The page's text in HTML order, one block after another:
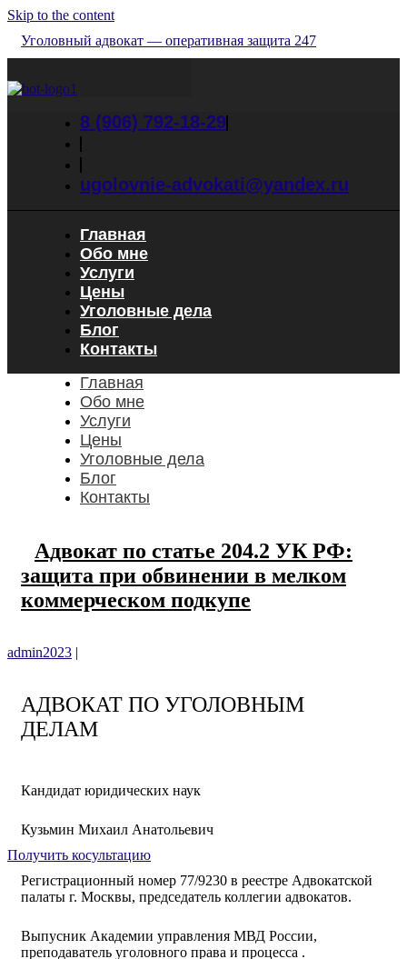
Skip to the content
Уголовный адвокат — оперативная защита 247
8 (906) 792-18-29
ugolovnie-advokati@yandex.ru
Главная
Обо мне
Услуги
Цены
Уголовные дела
Блог
Контакты
Главная
Обо мне
Услуги
Цены
Уголовные дела
Блог
Контакты
Адвокат по статье 204.2 УК РФ:
защита при обвинении в мелком
коммерческом подкупе
admin2023 |
АДВОКАТ ПО УГОЛОВНЫМ
ДЕЛАМ
Кандидат юридических наук
Кузьмин Михаил Анатольевич
Получить косультацию
Регистрационный номер 77/9230 в реестре Адвокатской
палаты г. Москвы, председатель коллегии адвокатов.
Выпусник Академии управления МВД России,
преподаватель уголовного права и процесса .